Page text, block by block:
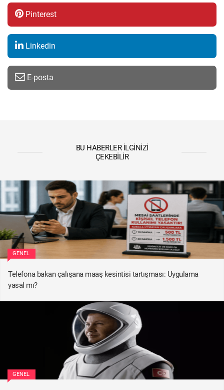
Pinterest
Linkedin
E-posta
BU HABERLER İLGINIZI
ÇEKEBILIR
GENEL
Telefona bakan çalışana maaş kesintisi tartışması: Uygulama
yasal mı?
GENEL